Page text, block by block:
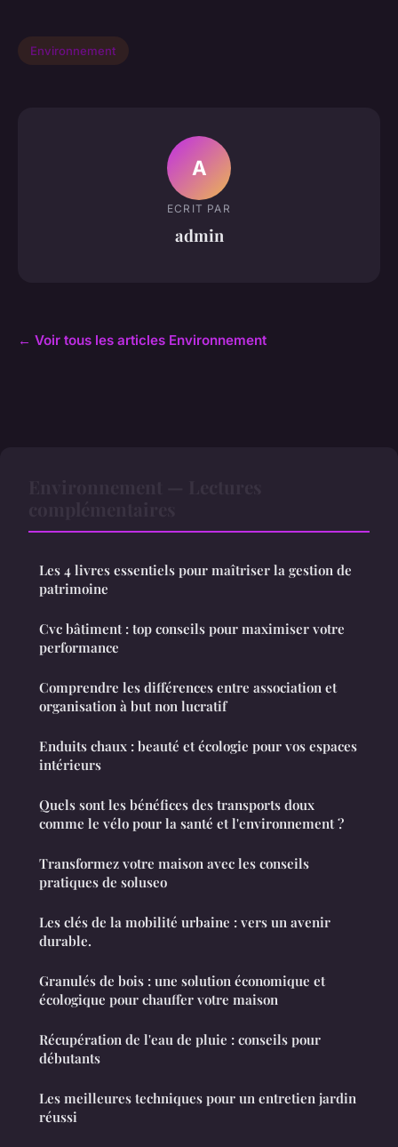
Environnement
A
ECRIT PAR
admin
← Voir tous les articles Environnement
Les 4 livres essentiels pour maîtriser la gestion de
patrimoine
Cvc bâtiment : top conseils pour maximiser votre
performance
Comprendre les différences entre association et
organisation à but non lucratif
Enduits chaux : beauté et écologie pour vos espaces
intérieurs
Quels sont les bénéfices des transports doux
comme le vélo pour la santé et l'environnement ?
Transformez votre maison avec les conseils
pratiques de soluseo
Les clés de la mobilité urbaine : vers un avenir
durable.
Granulés de bois : une solution économique et
écologique pour chauffer votre maison
Récupération de l'eau de pluie : conseils pour
débutants
Les meilleures techniques pour un entretien jardin
réussi